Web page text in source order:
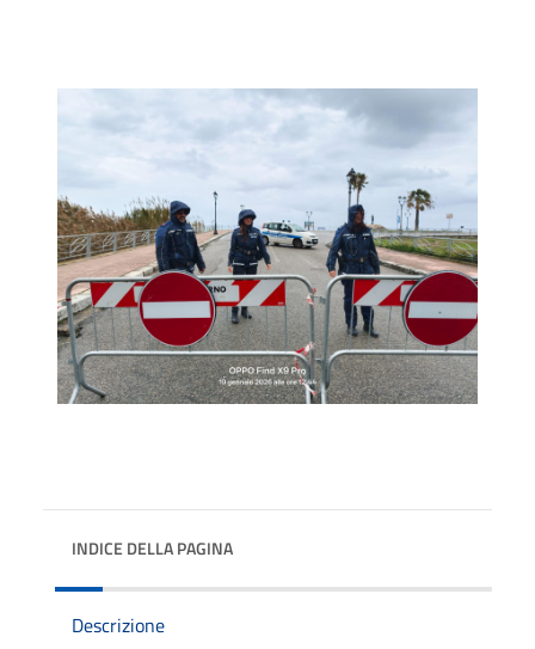
INDICE DELLA PAGINA
Descrizione